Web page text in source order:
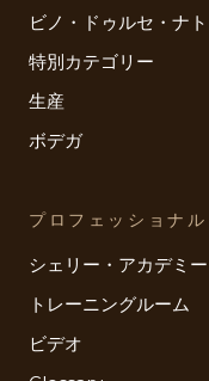
ビノ・ドゥルセ・ナ
特別カテゴリー
生産
ボデガ
プロフェッショナル
シェリー・アカデミ
トレーニングルーム
ビデオ